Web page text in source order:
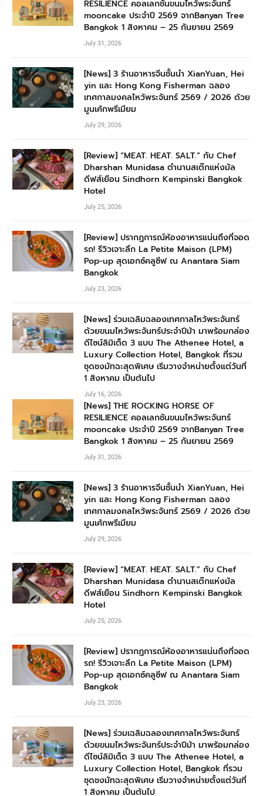
RESILIENCE คอลเลกชันขนมไหว้พระจันทร์
mooncake ประจำปี 2569 จากBanyan Tree
Bangkok 1 สิงหาคม – 25 กันยายน 2569
July 31, 2026
[News] 3 ร้านอาหารจีนชั้นนำ XianYuan, Hei
yin และ Hong Kong Fisherman ฉลอง
เทศกาลมงคลไหว้พระจันทร์ 2569 / 2026 ด้วย
มูนเค้กพรีเมียม
July 29, 2026
[Review] “MEAT. HEAT. SALT.” กับ Chef
Dharshan Munidasa ตำนานสเต๊กแห่งมัล
ดีฟส์เยือน Sindhorn Kempinski Bangkok
Hotel
July 25, 2026
[Review] ปรากฏการณ์ห้องอาหารแน่นถึงที่จอด
รถ! รีวิวเจาะลึก La Petite Maison (LPM)
Pop-up สุดเอกซ์คลูซีฟ ณ Anantara Siam
Bangkok
July 23, 2026
[News] ร่วมเฉลิมฉลองเทศกาลไหว้พระจันทร์
ด้วยขนมไหว้พระจันทร์ประจำปีม้า มาพร้อมกล่อง
ดีไซน์ลิมิเต็ด 3 แบบ The Athenee Hotel, a
Luxury Collection Hotel, Bangkok ที่รวม
ชุดชงมัทฉะสุดพิเศษ เริ่มวางจำหน่ายตั้งแต่วันที่
1 สิงหาคม เป็นต้นไป
July 16, 2026
[News] THE ROCKING HORSE OF
RESILIENCE คอลเลกชันขนมไหว้พระจันทร์
mooncake ประจำปี 2569 จากBanyan Tree
Bangkok 1 สิงหาคม – 25 กันยายน 2569
July 31, 2026
[News] 3 ร้านอาหารจีนชั้นนำ XianYuan, Hei
yin และ Hong Kong Fisherman ฉลอง
เทศกาลมงคลไหว้พระจันทร์ 2569 / 2026 ด้วย
มูนเค้กพรีเมียม
July 29, 2026
[Review] “MEAT. HEAT. SALT.” กับ Chef
Dharshan Munidasa ตำนานสเต๊กแห่งมัล
ดีฟส์เยือน Sindhorn Kempinski Bangkok
Hotel
July 25, 2026
[Review] ปรากฏการณ์ห้องอาหารแน่นถึงที่จอด
รถ! รีวิวเจาะลึก La Petite Maison (LPM)
Pop-up สุดเอกซ์คลูซีฟ ณ Anantara Siam
Bangkok
July 23, 2026
[News] ร่วมเฉลิมฉลองเทศกาลไหว้พระจันทร์
ด้วยขนมไหว้พระจันทร์ประจำปีม้า มาพร้อมกล่อง
ดีไซน์ลิมิเต็ด 3 แบบ The Athenee Hotel, a
Luxury Collection Hotel, Bangkok ที่รวม
ชุดชงมัทฉะสุดพิเศษ เริ่มวางจำหน่ายตั้งแต่วันที่
1 สิงหาคม เป็นต้นไป